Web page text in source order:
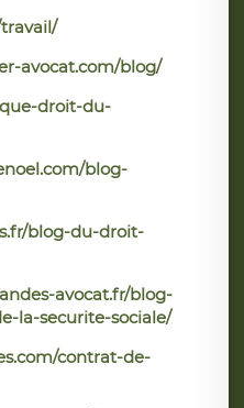
avocat.com/blog/
droit-du-
blog-
blog-du-droit-
avocat.fr/blog-
la-securite-sociale/
contrat-de-